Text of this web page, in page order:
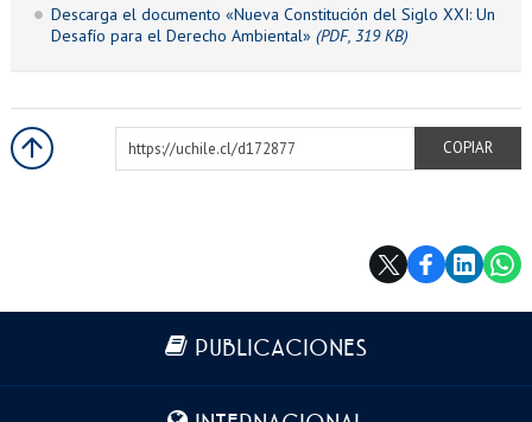
Descarga el documento «Nueva Constitución del Siglo XXI: Un
Desafío para el Derecho Ambiental» (PDF, 319 KB)
https://uchile.cl/d172877
COPIAR
Más información
PUBLICACIONES